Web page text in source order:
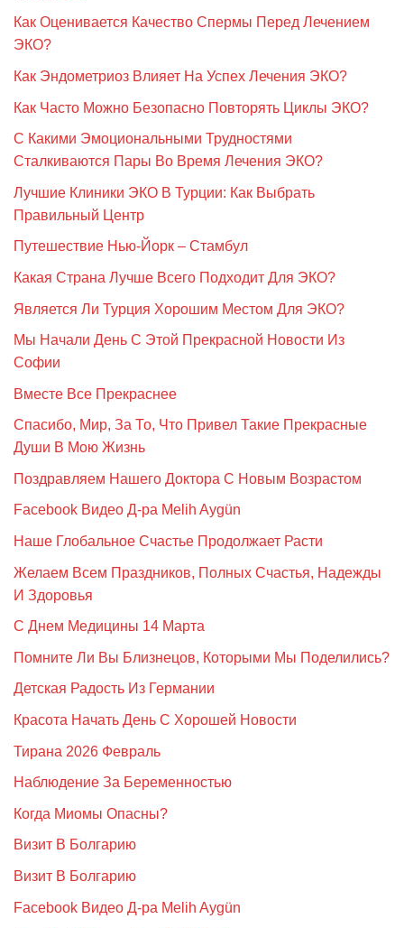
Как Оценивается Качество Спермы Перед Лечением
ЭКО?
Как Эндометриоз Влияет На Успех Лечения ЭКО?
Как Часто Можно Безопасно Повторять Циклы ЭКО?
С Какими Эмоциональными Трудностями
Сталкиваются Пары Во Время Лечения ЭКО?
Лучшие Клиники ЭКО В Турции: Как Выбрать
Правильный Центр
Путешествие Нью-Йорк – Стамбул
Какая Страна Лучше Всего Подходит Для ЭКО?
Является Ли Турция Хорошим Местом Для ЭКО?
Мы Начали День С Этой Прекрасной Новости Из
Софии
Вместе Все Прекраснее
Спасибо, Мир, За То, Что Привел Такие Прекрасные
Души В Мою Жизнь
Поздравляем Нашего Доктора С Новым Возрастом
Facebook Видео Д-ра Melih Aygün
Наше Глобальное Счастье Продолжает Расти
Желаем Всем Праздников, Полных Счастья, Надежды
И Здоровья
С Днем Медицины 14 Марта
Помните Ли Вы Близнецов, Которыми Мы Поделились?
Детская Радость Из Германии
Красота Начать День С Хорошей Новости
Тирана 2026 Февраль
Наблюдение За Беременностью
Когда Миомы Опасны?
Визит В Болгарию
Визит В Болгарию
Facebook Видео Д-ра Melih Aygün